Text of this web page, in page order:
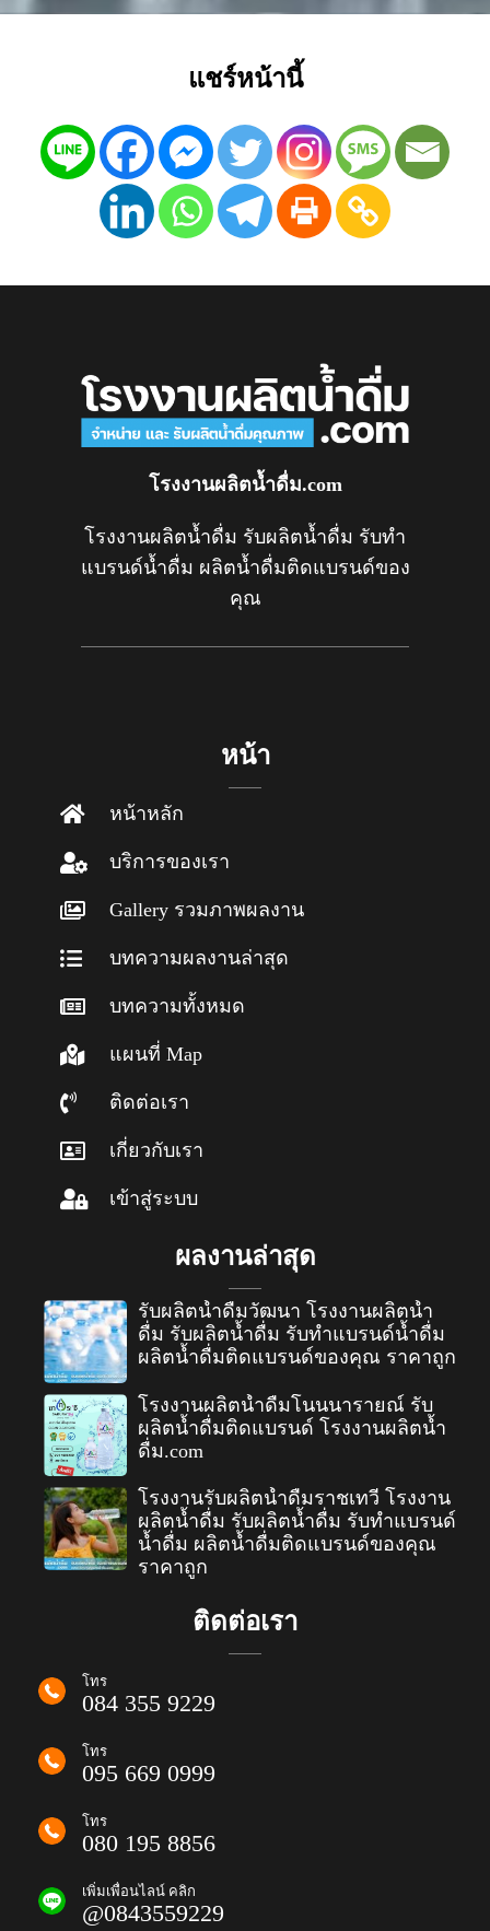
แชร์หน้านี้
โรงงานผลิตน้ำดื่ม.com
โรงงานผลิตน้ำดื่ม รับผลิตน้ำดื่ม รับทำ
แบรนด์น้ำดื่ม ผลิตน้ำดื่มติดแบรนด์ของ
คุณ
หน้า
หน้าหลัก
บริการของเรา
Gallery รวมภาพผลงาน
บทความผลงานล่าสุด
บทความทั้งหมด
แผนที่ Map
ติดต่อเรา
เกี่ยวกับเรา
เข้าสู่ระบบ
ผลงานล่าสุด
รับผลิตน้ำดื่มวัฒนา โรงงานผลิตน้ำ
ดื่ม รับผลิตน้ำดื่ม รับทำแบรนด์น้ำดื่ม
ผลิตน้ำดื่มติดแบรนด์ของคุณ ราคาถูก
โรงงานผลิตน้ำดื่มโนนนารายณ์ รับ
ผลิตน้ำดื่มติดแบรนด์ โรงงานผลิตน้ำ
ดื่ม.com
โรงงานรับผลิตน้ำดื่มราชเทวี โรงงาน
ผลิตน้ำดื่ม รับผลิตน้ำดื่ม รับทำแบรนด์
น้ำดื่ม ผลิตน้ำดื่มติดแบรนด์ของคุณ
ราคาถูก
ติดต่อเรา
โทร
084 355 9229
โทร
095 669 0999
โทร
080 195 8856
เพิ่มเพื่อนไลน์ คลิก
@0843559229